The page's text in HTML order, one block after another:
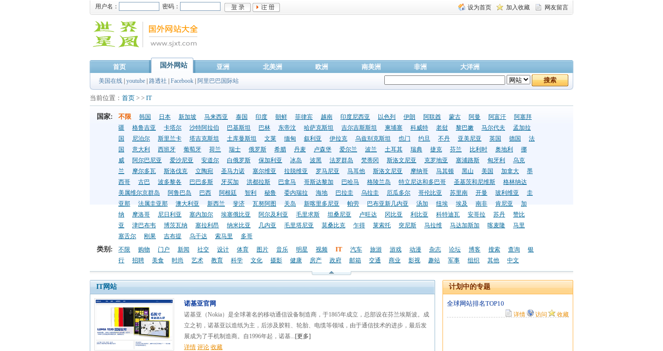
用户名： 密码： 设为首页 加入收藏 网友留言
首页 国外网站 亚洲 北美洲 欧洲 南美洲 非洲 大洋洲
美国在线 youtube 路透社 Facebook 阿里巴巴国际站
当前位置： 首页 > > IT
国家: 不限 韩国 日本 新加坡 马来西亚 泰国 印度 朝鲜 菲律宾 越南 印度尼西亚 以色列 伊朗 阿联酋 蒙古 阿曼 阿富汗
阿塞拜
疆
格鲁吉亚 卡塔尔 沙特阿拉伯 巴基斯坦 巴林 东帝汶 哈萨克斯坦 吉尔吉斯斯坦 柬埔寨 科威特 老挝 黎巴嫩 马尔代夫
孟加拉
国
尼泊尔 斯里兰卡 塔吉克斯坦 土库曼斯坦 文莱 缅甸 叙利亚 伊拉克 乌兹别克斯坦 也门 约旦 不丹 亚美尼亚 英国 德国
法
国
意大利 西班牙 葡萄牙 荷兰 瑞士 俄罗斯 希腊 丹麦 卢森堡 爱尔兰 波兰 土耳其 瑞典 捷克 芬兰 比利时 奥地利
挪
威
阿尔巴尼亚 爱沙尼亚 安道尔 白俄罗斯 保加利亚 冰岛 波黑 法罗群岛 梵蒂冈 斯洛文尼亚 克罗地亚 塞浦路斯 匈牙利
乌克
兰
摩尔多瓦 斯洛伐克 立陶宛 圣马力诺 塞尔维亚 拉脱维亚 罗马尼亚 马耳他 斯洛文尼亚 摩纳哥 马其顿 黑山 美国 加拿大
墨
西哥
古巴 波多黎各 巴巴多斯 牙买加 洪都拉斯 巴拿马 哥斯达黎加 巴哈马 格陵兰岛 特立尼达和多巴哥 圣基茨和尼维斯
格林纳达
美属维尔京群岛
阿鲁巴岛 巴西 阿根廷 智利 秘鲁 委内瑞拉 海地 巴拉圭 乌拉圭 厄瓜多尔 哥伦比亚 苏里南 开曼 玻利维亚
圭
亚那
法属圭亚那 澳大利亚 新西兰 斐济 瓦努阿图 关岛 新喀里多尼亚 帕劳 巴布亚新几内亚 汤加 纽埃 埃及 南非 肯尼亚
加
纳
摩洛哥 尼日利亚 塞内加尔 埃塞俄比亚 阿尔及利亚 毛里求斯 坦桑尼亚 卢旺达 冈比亚 利比亚 科特迪瓦 安哥拉 苏丹
赞比
亚
津巴布韦 博茨瓦纳 塞拉利昂 纳米比亚 几内亚 毛里塔尼亚 莫桑比克 乍得 莱索托 突尼斯 马拉维 马达加斯加 喀麦隆
马里
塞舌尔
刚果 吉布提 乌干达 索马里 多哥
类别: 不限 购物 门户 新闻 社交 设计 体育 图片 音乐 明星 视频 IT 汽车 旅游 游戏 动漫 杂志 论坛 博客 搜索 查询
银
行
招聘 美食 时尚 艺术 教育 科学 文化 摄影 健康 房产 政府 邮箱 交通 商业 影视 趣站 军事 组织 其他 中文
IT网站
诺基亚官网
诺基亚（Nokia）是全球著名的移动通信设备制造商，于1865年成立，总部设在芬兰埃斯波。成
立之初，诺基亚以造纸为主，后涉及胶鞋、轮胎、电缆等领域，由于通信技术的进步，最后发
展成为了手机制造商。自1996年起，诺基...[更多]
详情 评论 收藏
计划中的专题
全球网站排名TOP10
详情 访问 收藏